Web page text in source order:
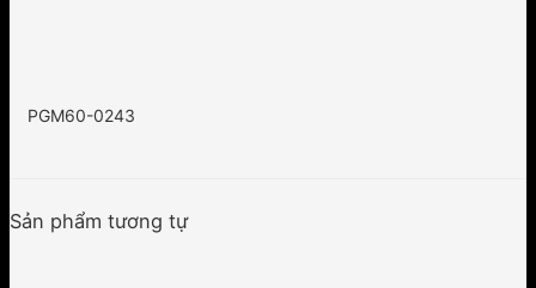
PGM60-0243
Sản phẩm tương tự